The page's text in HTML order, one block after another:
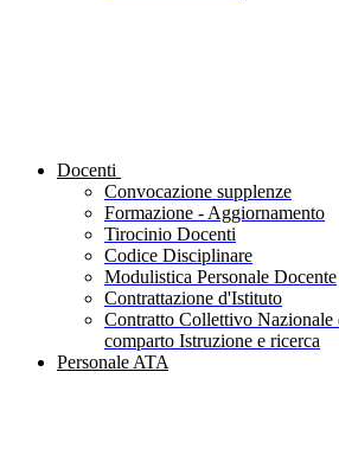
Docenti
Convocazione supplenze
Formazione - Aggiornamento
Tirocinio Docenti
Codice Disciplinare
Modulistica Personale Docente
Contrattazione d'Istituto
Contratto Collettivo Nazionale
comparto Istruzione e ricerca
Personale ATA